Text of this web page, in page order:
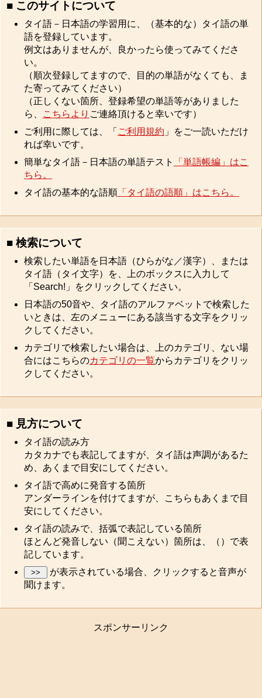
■ このサイトについて
タイ語－日本語の学習用に、（基本的な）タイ語の単
語を登録しています。
例文はありませんが、良かったら使ってみてくださ
い。
（順次登録してますので、目的の単語がなくても、ま
た寄ってみてください）
（正しくない箇所、登録希望の単語等がありました
ら、
こちらより ご連絡頂けると幸いです）
ご利用に際しては、「 ご利用規約 」をご一読いただけ
れば幸いです。
簡単なタイ語－日本語の単語テスト
「単語帳編」はこ
ちら。
タイ語の基本的な語順 「タイ語の語順」はこちら。
■ 検索について
検索したい単語を日本語（ひらがな／漢字）、または
タイ語（タイ文字）を、上のボックスに入力して
「Search!」をクリックしてください。
日本語の50音や、タイ語のアルファベットで検索した
いときは、左のメニューにある該当する文字をクリッ
クしてください。
カテゴリで検索したい場合は、上のカテゴリ、ない場
合にはこちらのカテゴリの一覧からカテゴリをクリッ
クしてください。
■ 見方について
タイ語の読み方
カタカナでも表記してますが、タイ語は声調があるた
め、あくまで目安にしてください。
タイ語で高めに発音する箇所
アンダーラインを付けてますが、こちらもあくまで目
安にしてください。
タイ語の読みで、括弧で表記している箇所
ほとんど発音しない（聞こえない）箇所は、（）で表
記しています。
が表示されている場合、クリックすると音声が
聞けます。
スポンサーリンク